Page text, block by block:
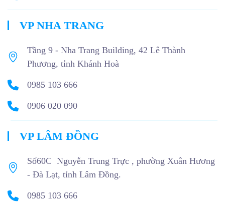
VP NHA TRANG
Tầng 9 - Nha Trang Building, 42 Lê Thành
Phương, tỉnh Khánh Hoà
0985 103 666
0906 020 090
VP LÂM ĐỒNG
Số60C Nguyễn Trung Trực , phường Xuân Hương
- Đà Lạt, tỉnh Lâm Đồng.
0985 103 666